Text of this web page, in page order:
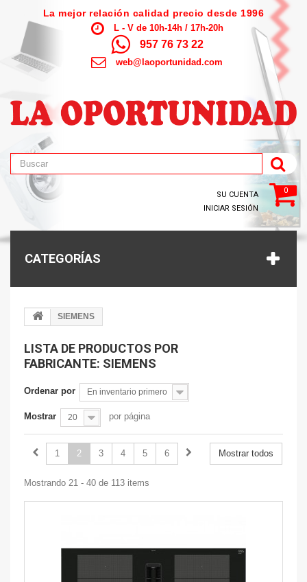
La mejor relación calidad precio desde 1996
L - V de 10h-14h / 17h-20h
957 76 73 22
web@laoportunidad.com
0
SU CUENTA
INICIAR SESIÓN
CATEGORÍAS
SIEMENS
LISTA DE PRODUCTOS POR
FABRICANTE: SIEMENS
Ordenar por En inventario primero
Mostrar 20 por página
Mostrar todos
1 2 3 4 5 6
Mostrando 21 - 40 de 113 items